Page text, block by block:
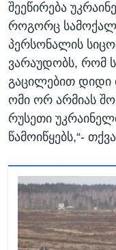
შეეწირება
როგორც
პერსონალის
ვარაუდობს, რომ
გაცილებით დიდი
ომი ორ არმიას
რუსეთი
წამოიწყებს,“-